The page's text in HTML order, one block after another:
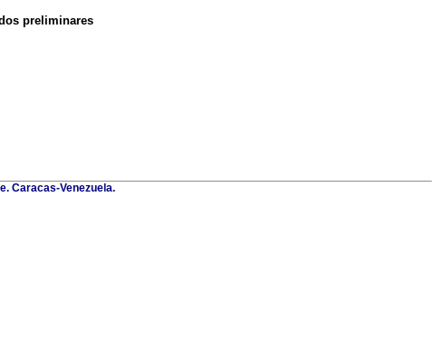
preliminares
Caracas-Venezuela.